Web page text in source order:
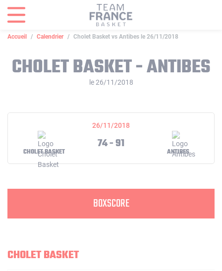
Accueil Calendrier Cholet Basket vs Antibes le 26/11/2018
CHOLET BASKET - ANTIBES
le 26/11/2018
26/11/2018
CHOLET BASKET
74 - 91
ANTIBES
BOXSCORE
CHOLET BASKET
Panneau de gestion des cookies